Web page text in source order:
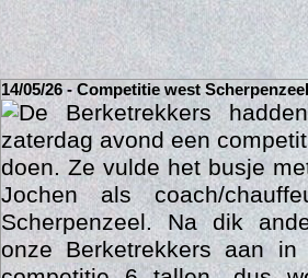
14/05/26 - Competitie west Scherpenzeel
De Berketrekkers
zaterdag avond een
doen. Ze vulde het busje
Jochen als coach/
Scherpenzeel. Na dik
onze Berketrekkers aan